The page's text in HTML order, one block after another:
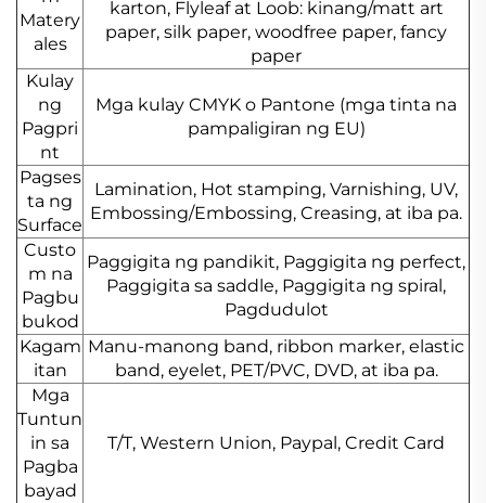
Matery
ales
karton, Flyleaf at Loob: kinang/matt art
paper, silk paper, woodfree paper, fancy
paper
Kulay
ng
Pagpri
nt
Mga kulay CMYK o Pantone (mga tinta na
pampaligiran ng EU)
Pagses
ta ng
Surface
Lamination, Hot stamping, Varnishing, UV,
Embossing/Embossing, Creasing, at iba pa.
Custo
m na
Pagbu
bukod
Paggigita ng pandikit, Paggigita ng perfect,
Paggigita sa saddle, Paggigita ng spiral,
Pagdudulot
Kagam
itan
Manu-manong band, ribbon marker, elastic
band, eyelet, PET/PVC, DVD, at iba pa.
Mga
Tuntun
in sa
Pagba
bayad
T/T, Western Union, Paypal, Credit Card